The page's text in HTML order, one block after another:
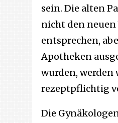
sein. Die alten
nicht den
entsprechen,
Apotheken
wurden, werden
rezeptpflichtig
Die